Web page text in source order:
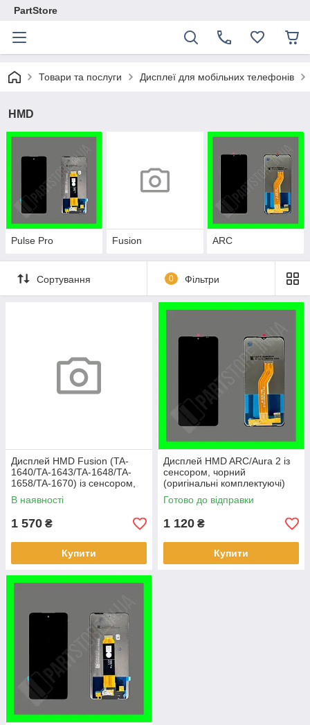
PartStore
Товари та послуги Дисплеї для мобільних телефонів
HMD
Pulse Pro Fusion ARC
Сортування 0 Фільтри
Дисплей HMD Fusion (TA-
1640/TA-1643/TA-1648/TA-
1658/TA-1670) із сенсором,
чорний (оригінальні
комплектуючі)
В наявності
1 570 ₴
Купити
Дисплей HMD ARC/Aura 2 із
сенсором, чорний
(оригінальні комплектуючі)
Готово до відправки
1 120 ₴
Купити